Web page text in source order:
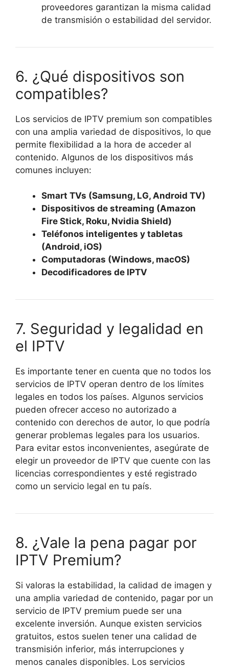
proveedores garantizan la misma calidad
de transmisión o estabilidad del servidor.
6. ¿Qué dispositivos son
compatibles?
Los servicios de IPTV premium son compatibles
con una amplia variedad de dispositivos, lo que
permite flexibilidad a la hora de acceder al
contenido. Algunos de los dispositivos más
comunes incluyen:
Smart TVs (Samsung, LG, Android TV)
Dispositivos de streaming (Amazon
Fire Stick, Roku, Nvidia Shield)
Teléfonos inteligentes y tabletas
(Android, iOS)
Computadoras (Windows, macOS)
Decodificadores de IPTV
7. Seguridad y legalidad en
el IPTV
Es importante tener en cuenta que no todos los
servicios de IPTV operan dentro de los límites
legales en todos los países. Algunos servicios
pueden ofrecer acceso no autorizado a
contenido con derechos de autor, lo que podría
generar problemas legales para los usuarios.
Para evitar estos inconvenientes, asegúrate de
elegir un proveedor de IPTV que cuente con las
licencias correspondientes y esté registrado
como un servicio legal en tu país.
8. ¿Vale la pena pagar por
IPTV Premium?
Si valoras la estabilidad, la calidad de imagen y
una amplia variedad de contenido, pagar por un
servicio de IPTV premium puede ser una
excelente inversión. Aunque existen servicios
gratuitos, estos suelen tener una calidad de
transmisión inferior, más interrupciones y
menos canales disponibles. Los servicios